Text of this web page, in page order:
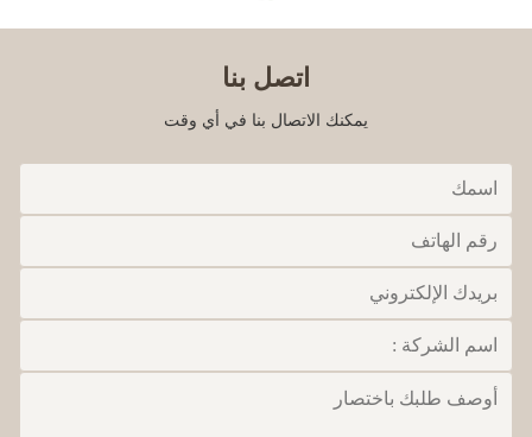
اتصل بنا
يمكنك الاتصال بنا في أي وقت